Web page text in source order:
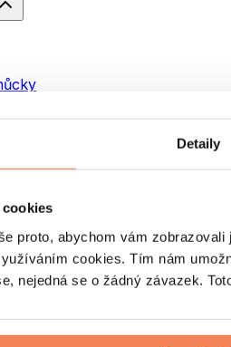
Detaily
proto, abychom vám
cookies. Tím nám
nejedná se o žádný závazek.